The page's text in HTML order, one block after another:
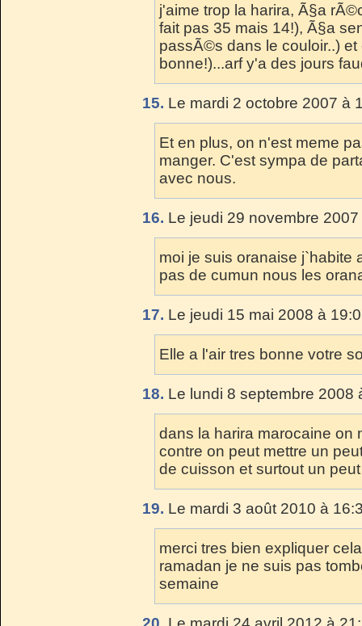
j'aime trop la harira, Ã§a
fait pas 35 mais 14!), Ã§a
passÃ©s dans le couloir..)
bonne!)...arf y'a des jours
15. Le mardi 2 octobre 2007 à
Et en plus, on n'est meme
manger. C'est sympa de
avec nous.
16. Le jeudi 29 novembre
moi je suis oranaise j`habite
pas de cumun nous les
17. Le jeudi 15 mai 2008 à
Elle a l'air tres bonne votre
18. Le lundi 8 septembre 2008
dans la harira marocaine on
contre on peut mettre un
de cuisson et surtout un
19. Le mardi 3 août 2010 à
merci tres bien expliquer
ramadan je ne suis pas
semaine